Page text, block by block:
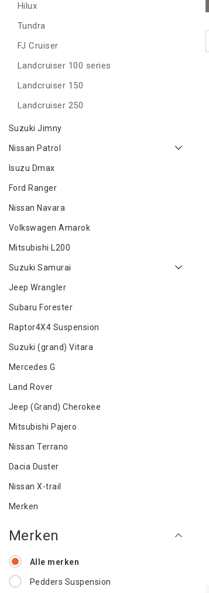
Hilux
Tundra
FJ Cruiser
Landcruiser 100 series
Landcruiser 150
Landcruiser 250
Suzuki Jimny
Nissan Patrol
Isuzu Dmax
Ford Ranger
Nissan Navara
Volkswagen Amarok
Mitsubishi L200
Suzuki Samurai
Jeep Wrangler
Subaru Forester
Raptor4X4 Suspension
Suzuki (grand) Vitara
Mercedes G
Land Rover
Jeep (Grand) Cherokee
Mitsubishi Pajero
Nissan Terrano
Dacia Duster
Nissan X-trail
Merken
Merken
Alle merken
Pedders Suspension